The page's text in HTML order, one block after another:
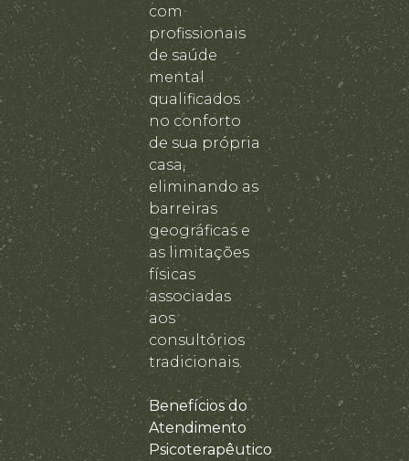
com
profissionais
de saúde
mental
qualificados
no conforto
de sua própria
casa,
eliminando as
barreiras
geográficas e
as limitações
físicas
associadas
aos
consultórios
tradicionais.
Benefícios do
Atendimento
Psicoterapêutico